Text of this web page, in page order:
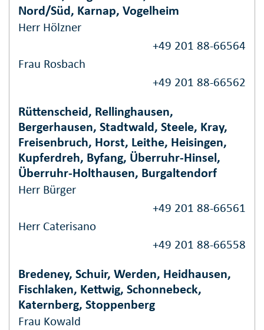
Nord/Süd, Karnap, Vogelheim
Herr Hölzner
+49 201 88-66564
Frau Rosbach
+49 201 88-66562
Rüttenscheid, Rellinghausen,
Bergerhausen, Stadtwald, Steele, Kray,
Freisenbruch, Horst, Leithe, Heisingen,
Kupferdreh, Byfang, Überruhr-Hinsel,
Überruhr-Holthausen, Burgaltendorf
Herr Bürger
+49 201 88-66561
Herr Caterisano
+49 201 88-66558
Bredeney, Schuir, Werden, Heidhausen,
Fischlaken, Kettwig, Schonnebeck,
Katernberg, Stoppenberg
Frau Kowald